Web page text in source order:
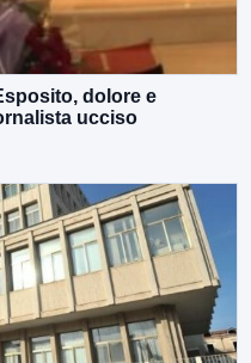
dolore e
ucciso